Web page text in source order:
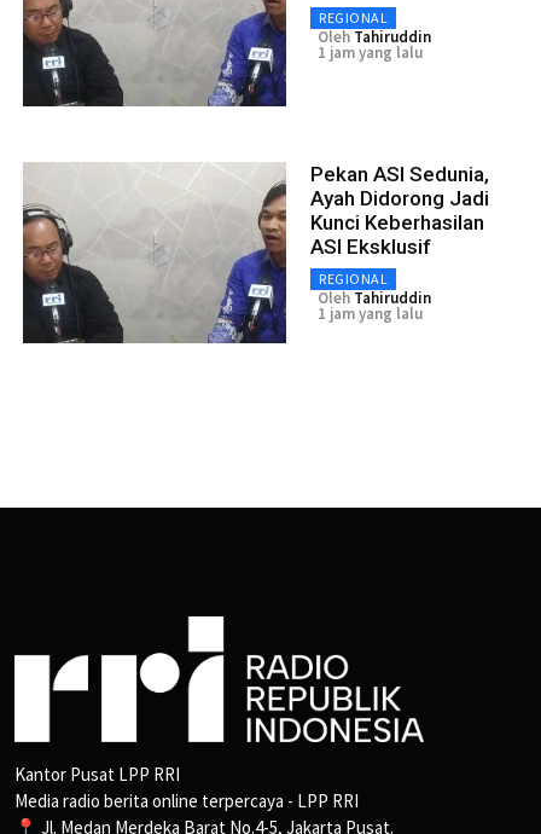
REGIONAL
Oleh Tahiruddin
1 jam yang lalu
Pekan ASI Sedunia,
Ayah Didorong Jadi
Kunci Keberhasilan
ASI Eksklusif
REGIONAL
Oleh Tahiruddin
1 jam yang lalu
Kantor Pusat LPP RRI
Media radio berita online terpercaya - LPP RRI
📍 Jl. Medan Merdeka Barat No.4-5, Jakarta Pusat.